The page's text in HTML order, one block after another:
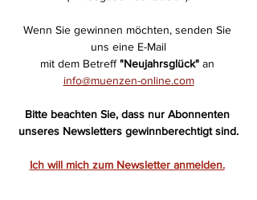
Wenn Sie gewinnen möchten, senden Sie
uns eine E-Mail
mit dem Betreff "Neujahrsglück" an
info@muenzen-online.com
Bitte beachten Sie, dass nur Abonnenten
unseres Newsletters gewinnberechtigt sind.
Ich will mich zum Newsletter anmelden.